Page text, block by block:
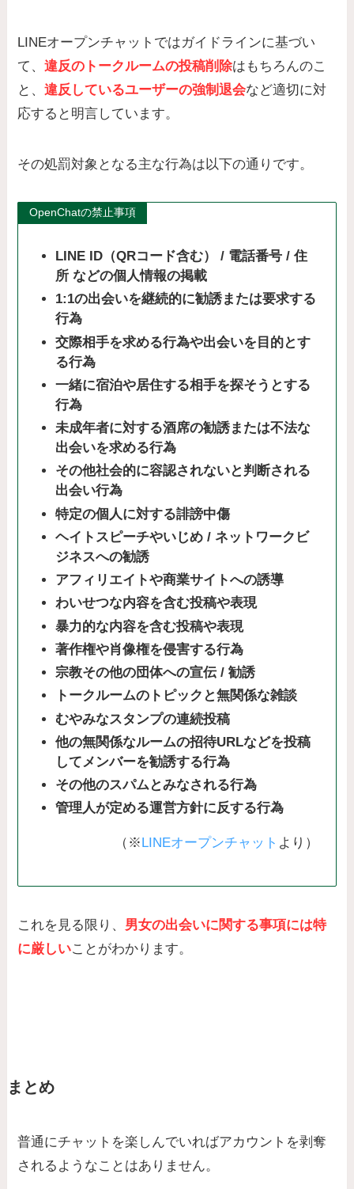
LINEオープンチャットではガイドラインに基づい
て、違反のトークルームの投稿削除はもちろんのこ
と、違反しているユーザーの強制退会など適切に対
応すると明言しています。
その処罰対象となる主な行為は以下の通りです。
OpenChatの禁止事項
LINE ID（QRコード含む） / 電話番号 / 住
所 などの個人情報の掲載
1:1の出会いを継続的に勧誘または要求する
行為
交際相手を求める行為や出会いを目的とす
る行為
一緒に宿泊や居住する相手を探そうとする
行為
未成年者に対する酒席の勧誘または不法な
出会いを求める行為
その他社会的に容認されないと判断される
出会い行為
特定の個人に対する誹謗中傷
ヘイトスピーチやいじめ / ネットワークビ
ジネスへの勧誘
アフィリエイトや商業サイトへの誘導
わいせつな内容を含む投稿や表現
暴力的な内容を含む投稿や表現
著作権や肖像権を侵害する行為
宗教その他の団体への宣伝 / 勧誘
トークルームのトピックと無関係な雑談
むやみなスタンプの連続投稿
他の無関係なルームの招待URLなどを投稿
してメンバーを勧誘する行為
その他のスパムとみなされる行為
管理人が定める運営方針に反する行為
（※ LINEオープンチャット より）
これを見る限り、 男女の出会いに関する事項には特
に厳しいことがわかります。
まとめ
普通にチャットを楽しんでいればアカウントを剥奪
されるようなことはありません。